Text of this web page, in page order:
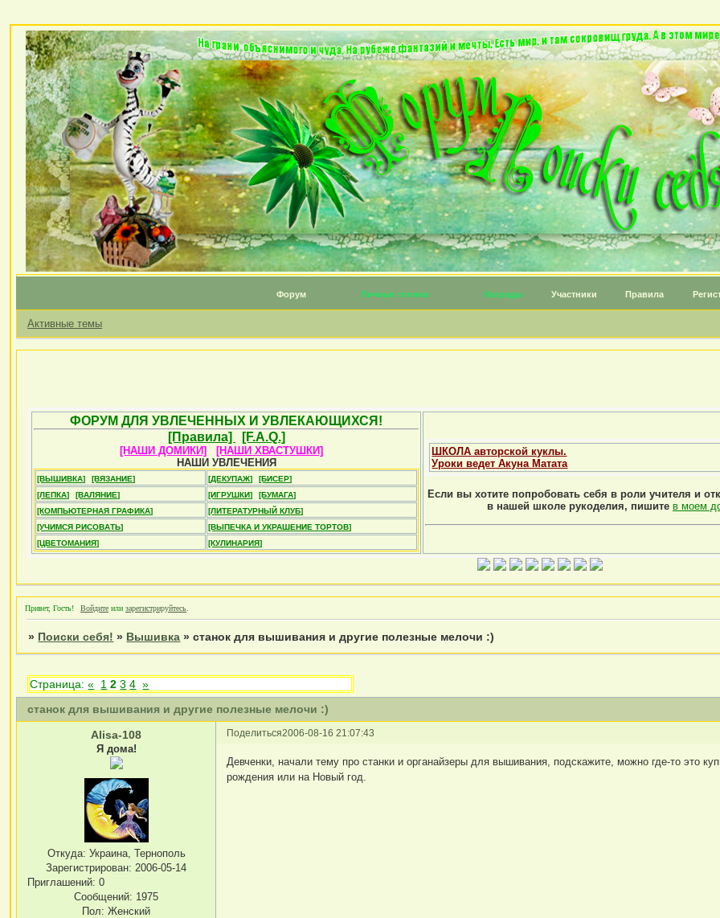
Форум Личные топики Награды Участники Правила
Активные темы
ФОРУМ ДЛЯ УВЛЕЧЕННЫХ И УВЛЕКАЮЩИХСЯ!
[Правила]
[F.A.Q.]
[НАШИ ДОМИКИ]
[НАШИ ХВАСТУШКИ]
НАШИ УВЛЕЧЕНИЯ
[ВЫШИВКА] [ВЯЗАНИЕ] [ДЕКУПАЖ]
[БИСЕР]
[ЛЕПКА]
[ВАЛЯНИЕ] [ИГРУШКИ]
[БУМАГА]
[КОМПЬЮТЕРНАЯ ГРАФИКА]
[ЛИТЕРАТУРНЫЙ КЛУБ]
[УЧИМСЯ РИСОВАТЬ]
[ВЫПЕЧКА И УКРАШЕНИЕ ТОРТОВ]
[ЦВЕТОМАНИЯ]
[КУЛИНАРИЯ]
ШКОЛА авторской куклы.
Уроки ведет Акуна Матата
Если вы хотите попробовать себя в роли учителя и
в нашей школе рукоделия, пишите в моем
Привет, Гость! Войдите илизарегистрируйтесь
» Поиски себя! » Вышивка »станок для вышивания и другие полезные мелочи :)
станок для вышивания и другие полезные мелочи :)
Страница:« 1 2 3 4 »
Поделиться2006-08-16 21:07:43
Alisa-108
Я дома!
Откуда: Украина, Тернополь
Зарегистрирован: 2006-05-14
Приглашений: 0
Сообщений: 1975
Пол: Женский
Девченки, начали тему про станки и органайзеры для вышивания, подскажите, можно где-то это
рождения или на Новый год.